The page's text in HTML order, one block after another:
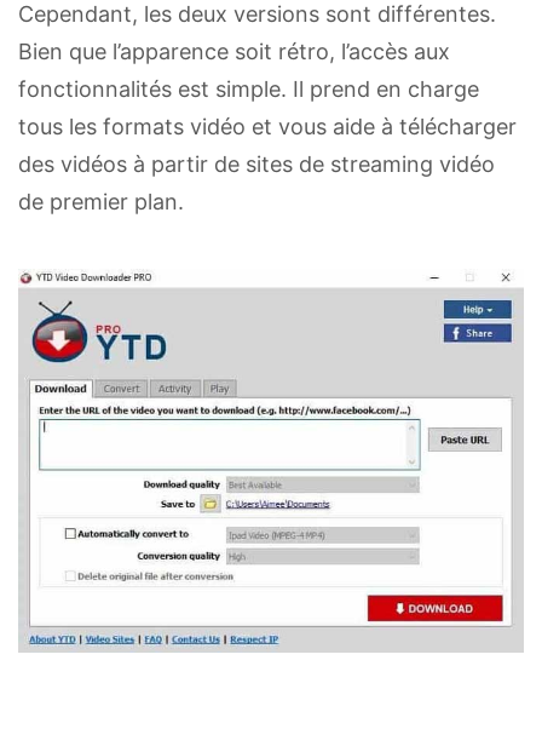
Cependant, les deux versions sont différentes.
Bien que l’apparence soit rétro, l’accès aux
fonctionnalités est simple. Il prend en charge
tous les formats vidéo et vous aide à télécharger
des vidéos à partir de sites de streaming vidéo
de premier plan.